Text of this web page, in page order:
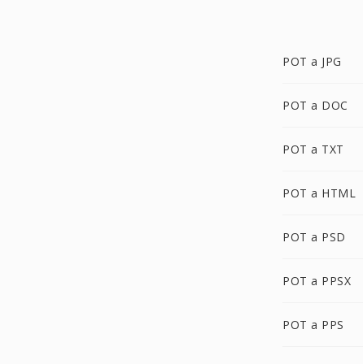
POT a JPG
POT a DOC
POT a TXT
POT a HTML
POT a PSD
POT a PPSX
POT a PPS